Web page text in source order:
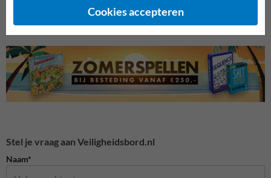
Veiligheidsborden
Stel je vraag aan Veiligheidsbord.nl
Naam*
Cookies accepteren